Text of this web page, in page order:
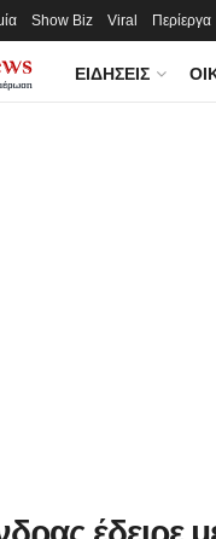
Show Biz Viral Περίεργα
ΕΙΔΉΣΕΙΣ